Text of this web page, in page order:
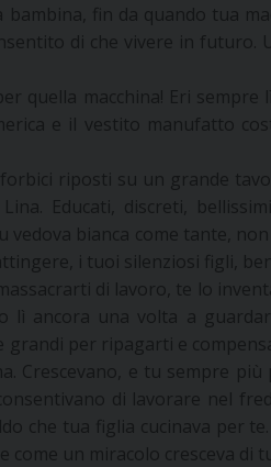
bambina, fin da quando tua
di che vivere in futuro.
quella macchina! Eri sempre
e il vestito manufatto
riposti su un grande
Educati, discreti,
vedova bianca come tante,
i tuoi silenziosi figli,
di lavoro, te lo
ancora una volta a
per ripagarti e
Crescevano, e tu sempre più
di lavorare nel
che tua figlia cucinava per
un miracolo cresceva di